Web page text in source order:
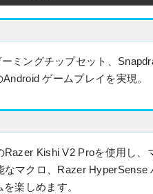
ミングチップセット、
ゲームプレイを実現。
Kishi V2 Proを使用し、
なマクロ、Razer HyperSense
楽しめます。